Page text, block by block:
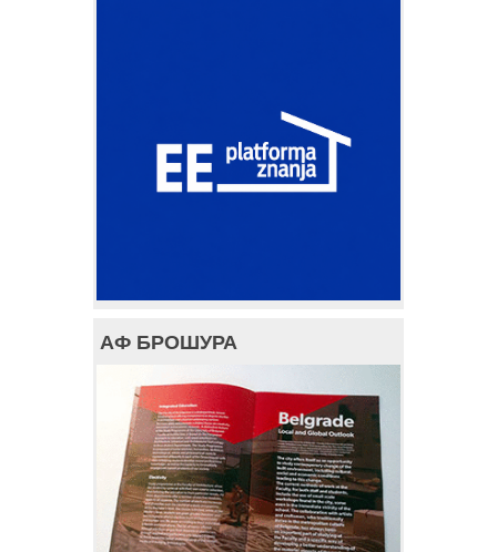
АФ БРОШУРА